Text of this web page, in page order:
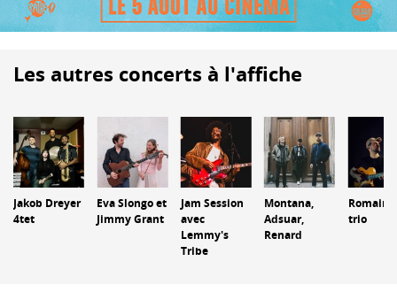
Les autres concerts à l'affiche
Jakob Dreyer
4tet
Eva Slongo et
Jimmy Grant
Jam Session
avec
Lemmy's
Tribe
Montana,
Adsuar,
Renard
Romain
trio